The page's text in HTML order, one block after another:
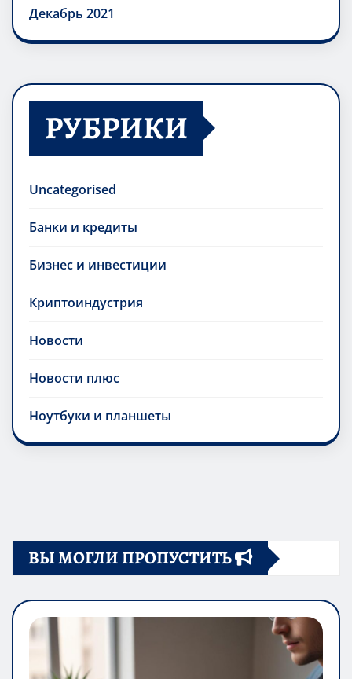
Декабрь 2021
РУБРИКИ
Uncategorised
Банки и кредиты
Бизнес и инвестиции
Криптоиндустрия
Новости
Новости плюс
Ноутбуки и планшеты
ВЫ МОГЛИ ПРОПУСТИТЬ